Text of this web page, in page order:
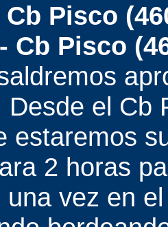
Pisco
Cb Pisco
Desde el Cb
estaremos
2 horas
una vez en